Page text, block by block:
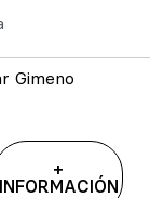
Gimeno
+
INFORMACIÓN